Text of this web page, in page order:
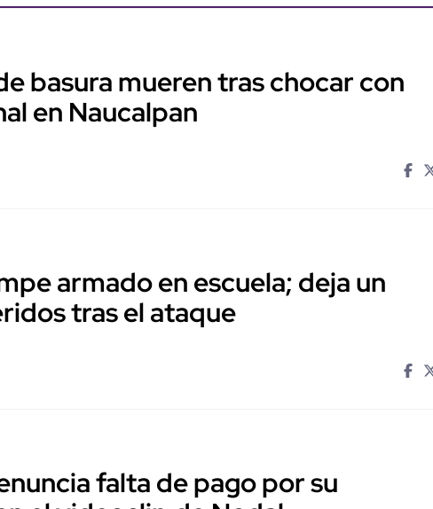
basura mueren tras chocar con
en Naucalpan
armado en escuela; deja un
tras el ataque
falta de pago por su